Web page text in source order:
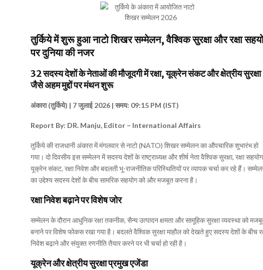
तुर्किये में शुरू हुआ नाटो शिखर सम्मेलन, वैश्विक सुरक्षा और रक्षा
पर दुनिया की नजर
32 सदस्य देशों के नेताओं की मौजूदगी में रक्षा, यूक्रेन संकट और क्षेत्रीय सुरक्षा
जैसे अहम मुद्दों पर मंथन शुरू
अंकारा (तुर्किये) | 7 जुलाई 2026 | समय: 09:15 PM (IST)
Report By: DR. Manju, Editor – International Affairs
तुर्किये की राजधानी अंकारा में मंगलवार से नाटो (NATO) शिखर सम्मेलन का औपचारिक शुभारंभ हो
गया। दो दिवसीय इस सम्मेलन में सदस्य देशों के राष्ट्राध्यक्ष और शीर्ष नेता वैश्विक सुरक्षा, रक्षा
यूक्रेन संकट, रक्षा निवेश और बदलती भू-राजनीतिक परिस्थितियों पर व्यापक चर्चा कर रहे हैं।
का उद्देश्य सदस्य देशों के बीच सामरिक सहयोग को और मजबूत करना है।
रक्षा निवेश बढ़ाने पर विशेष जोर
सम्मेलन के दौरान आधुनिक रक्षा तकनीक, सैन्य उत्पादन क्षमता और सामूहिक सुरक्षा व्यवस्था को
बनाने पर विशेष फोकस रखा गया है। बदलते वैश्विक सुरक्षा माहौल को देखते हुए सदस्य देशों के बीच
निवेश बढ़ाने और संयुक्त रणनीति तैयार करने पर भी चर्चा हो रही है।
यूक्रेन और क्षेत्रीय सुरक्षा प्रमुख एजेंडा